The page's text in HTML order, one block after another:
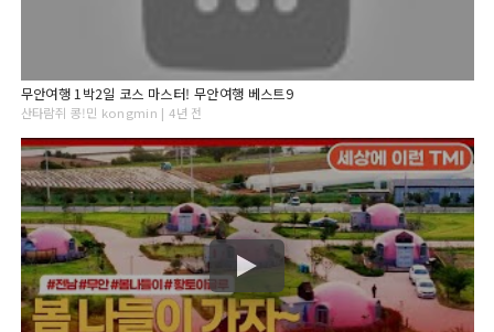
무안여행 1박2일 코스 마스터! 무안여행 베스트9
산타람쥐 콩!민 kongmin | 4년 전